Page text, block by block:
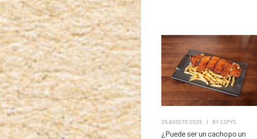
25 AGOSTO 2025 BY COPYS
¿Puede ser un cachopo un